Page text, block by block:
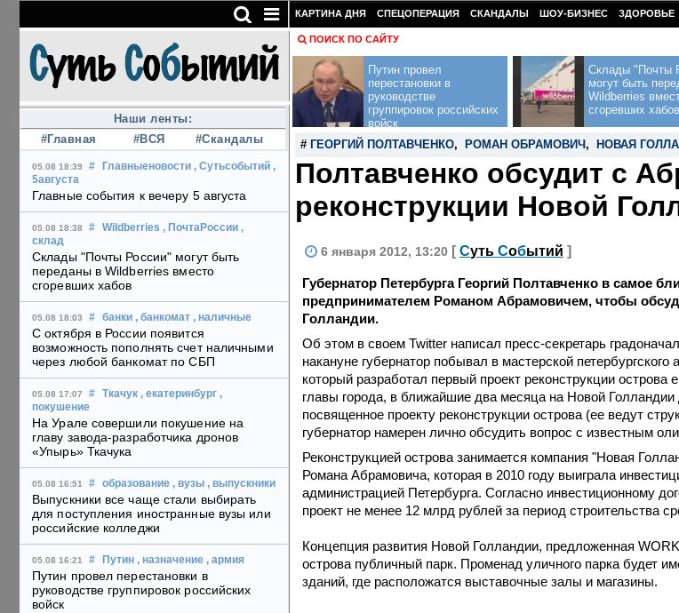
Наши ленты:
#Главная
#ВСЯ #Скандалы
05.08 18:39 # Главныеновости , Сутьсобытий ,
5августа
Главные события к вечеру 5 августа
05.08 18:38 # Wildberries , ПочтаРоссии ,
склад
Склады "Почты России" могут быть
переданы в Wildberries вместо
сгоревших хабов
05.08 18:03 # банки , банкомат , наличные
С октября в России появится
возможность пополнять счет наличными
через любой банкомат по СБП
05.08 17:07 # Ткачук , екатеринбург ,
покушение
На Урале совершили покушение на
главу завода-разработчика дронов
«Упырь» Ткачука
05.08 16:51 # образование , вузы , выпускники
Выпускники все чаще стали выбирать
для поступления иностранные вузы или
российские колледжи
05.08 16:21 # Путин , назначение , армия
Путин провел перестановки в
руководстве группировок российских
войск
КАРТИНА ДНЯ СПЕЦОПЕРАЦИЯ СКАНДАЛЫ ШОУ-БИЗНЕС ЗДОРОВЬЕ
ПОИСК ПО САЙТУ
Путин провел
перестановки в
руководстве
группировок российских
войск
Склады "Почты
могут быть
Wildberries
сгоревших хабов
# ГЕОРГИЙ ПОЛТАВЧЕНКО, РОМАН ОБРАМОВИЧ , НОВАЯ
Полтавченко обсудит с
реконструкции Новой
6 января 2012, 13:20 [ Суть Событий ]
Губернатор Петербурга Георгий Полтавченко в самое
предпринимателем Романом Абрамовичем, чтобы
Голландии.
Об этом в своем Twitter написал пресс-секретарь
накануне губернатор побывал в мастерской
который разработал первый проект реконструкции
главы города, в ближайшие два месяца на Новой
посвященное проекту реконструкции острова (ее ведут
губернатор намерен лично обсудить вопрос с известным
Реконструкцией острова занимается компания "Новая
Романа Абрамовича, которая в 2010 году выиграла
администрацией Петербурга. Согласно инвестиционному
проект не менее 12 млрд рублей за период строительства
Концепция развития Новой Голландии, предложенная
острова публичный парк. Променад уличного парка будет
зданий, где расположатся выставочные залы и магазины.